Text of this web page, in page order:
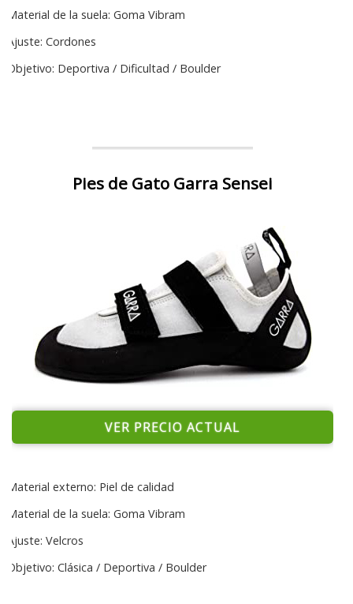
Material de la suela: Goma Vibram
Ajuste: Cordones
Objetivo: Deportiva / Dificultad / Boulder
Pies de Gato Garra Sensei
VER PRECIO ACTUAL
Material externo: Piel de calidad
Material de la suela: Goma Vibram
Ajuste: Velcros
Objetivo: Clásica / Deportiva / Boulder